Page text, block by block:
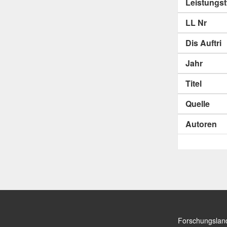
LL Nr
Dis Auftri
Jahr
Titel
Quelle
Autoren